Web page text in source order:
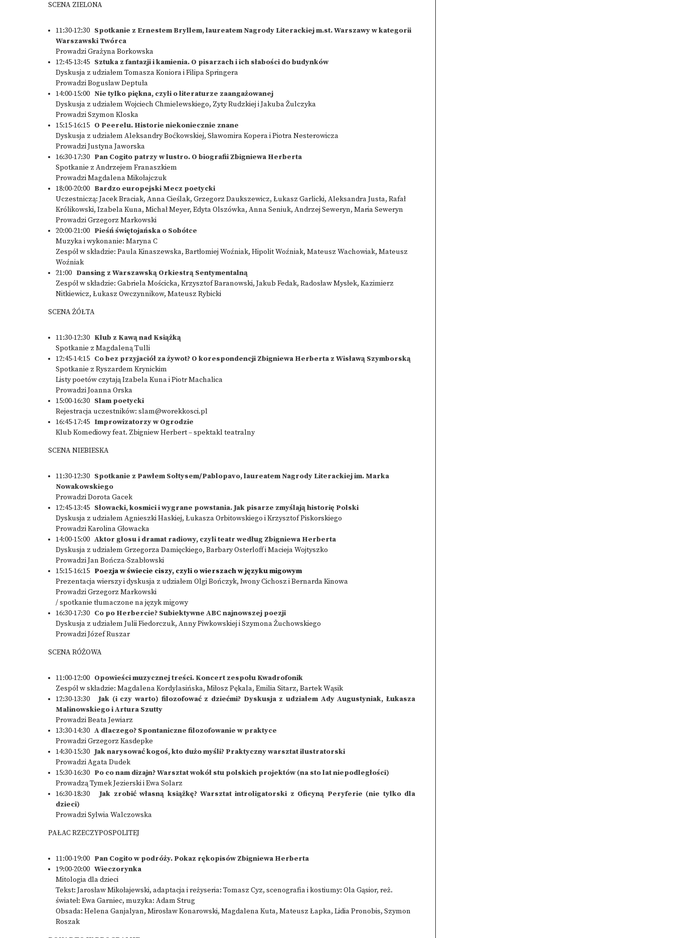
SCENA ZIELONA
11:30-12:30 Spotkanie z Ernestem Bryllem, laureatem Nagrody Literackiej m.st. Warszawy w kategorii
Warszawski Twórca
Prowadzi Grażyna Borkowska
12:45-13:45 Sztuka z fantazji i kamienia. O pisarzach i ich słabości do budynków
Dyskusja z udziałem Tomasza Koniora i Filipa Springera
Prowadzi Bogusław Deptuła
14:00-15:00 Nie tylko piękna, czyli o literaturze zaangażowanej
Dyskusja z udziałem Wojciech Chmielewskiego, Zyty Rudzkiej i Jakuba Żulczyka
Prowadzi Szymon Kloska
15:15-16:15 O Peerelu. Historie niekoniecznie znane
Dyskusja z udziałem Aleksandry Boćkowskiej, Sławomira Kopera i Piotra Nesterowicza
Prowadzi Justyna Jaworska
16:30-17:30 Pan Cogito patrzy w lustro. O biografii Zbigniewa Herberta
Spotkanie z Andrzejem Franaszkiem
Prowadzi Magdalena Mikołajczuk
18:00-20:00 Bardzo europejski Mecz poetycki
Uczestniczą: Jacek Braciak, Anna Cieślak, Grzegorz Daukszewicz, Łukasz Garlicki, Aleksandra Justa, Rafał
Królikowski, Izabela Kuna, Michał Meyer, Edyta Olszówka, Anna Seniuk, Andrzej Seweryn, Maria Seweryn
Prowadzi Grzegorz Markowski
20:00-21:00 Pieśń świętojańska o Sobótce
Muzyka i wykonanie: Maryna C
Zespół w składzie: Paula Kinaszewska, Bartłomiej Woźniak, Hipolit Woźniak, Mateusz Wachowiak, Mateusz
Woźniak
21:00 Dansing z Warszawską Orkiestrą Sentymentalną
Zespół w składzie: Gabriela Mościcka, Krzysztof Baranowski, Jakub Fedak, Radosław Mysłek, Kazimierz
Nitkiewicz, Łukasz Owczynnikow, Mateusz Rybicki
SCENA ŻÓŁTA
11:30-12:30 Klub z Kawą nad Książką
Spotkanie z Magdaleną Tulli
12:45-14:15 Co bez przyjaciół za żywot? O korespondencji Zbigniewa Herberta z Wisławą Szymborską
Spotkanie z Ryszardem Krynickim
Listy poetów czytają Izabela Kuna i Piotr Machalica
Prowadzi Joanna Orska
15:00-16:30 Slam poetycki
Rejestracja uczestników: slam@worekkosci.pl
16:45-17:45 Improwizatorzy w Ogrodzie
Klub Komediowy feat. Zbigniew Herbert – spektakl teatralny
SCENA NIEBIESKA
11:30-12:30 Spotkanie z Pawłem Sołtysem/Pablopavo, laureatem Nagrody Literackiej im. Marka
Nowakowskiego
Prowadzi Dorota Gacek
12:45-13:45 Słowacki, kosmici i wygrane powstania. Jak pisarze zmyślają historię Polski
Dyskusja z udziałem Agnieszki Haskiej, Łukasza Orbitowskiego i Krzysztof Piskorskiego
Prowadzi Karolina Głowacka
14:00-15:00 Aktor głosu i dramat radiowy, czyli teatr według Zbigniewa Herberta
Dyskusja z udziałem Grzegorza Damięckiego, Barbary Osterloff i Macieja Wojtyszko
Prowadzi Jan Bończa-Szabłowski
15:15-16:15 Poezja w świecie ciszy, czyli o wierszach w języku migowym
Prezentacja wierszy i dyskusja z udziałem Olgi Bończyk, Iwony Cichosz i Bernarda Kinowa
Prowadzi Grzegorz Markowski
/ spotkanie tłumaczone na język migowy
16:30-17:30 Co po Herbercie? Subiektywne ABC najnowszej poezji
Dyskusja z udziałem Julii Fiedorczuk, Anny Piwkowskiej i Szymona Żuchowskiego
Prowadzi Józef Ruszar
SCENA RÓŻOWA
11:00-12:00 Opowieści muzycznej treści. Koncert zespołu Kwadrofonik
Zespół w składzie: Magdalena Kordylasińska, Miłosz Pękala, Emilia Sitarz, Bartek Wąsik
12:30-13:30 Jak (i czy warto) filozofować z dziećmi? Dyskusja z udziałem Ady Augustyniak, Łukasza
Malinowskiego i Artura Szutty
Prowadzi Beata Jewiarz
13:30-14:30 A dlaczego? Spontaniczne filozofowanie w praktyce
Prowadzi Grzegorz Kasdepke
14:30-15:30 Jak narysować kogoś, kto dużo myśli? Praktyczny warsztat ilustratorski
Prowadzi Agata Dudek
15:30-16:30 Po co nam dizajn? Warsztat wokół stu polskich projektów (na sto lat niepodległości)
Prowadzą Tymek Jezierski i Ewa Solarz
16:30-18:30Jak zrobić własną książkę? Warsztat introligatorski z Oficyną Peryferie (nie tylko dla
dzieci)
Prowadzi Sylwia Walczowska
PAŁAC RZECZYPOSPOLITEJ
11:00-19:00 Pan Cogito w podróży. Pokaz rękopisów Zbigniewa Herberta
19:00-20:00 Wieczorynka
Mitologia dla dzieci
Tekst: Jarosław Mikołajewski, adaptacja i reżyseria: Tomasz Cyz, scenografia i kostiumy: Ola Gąsior, reż.
świateł: Ewa Garniec, muzyka: Adam Strug
Obsada: Helena Ganjalyan, Mirosław Konarowski, Magdalena Kuta, Mateusz Łapka, Lidia Pronobis, Szymon
Roszak